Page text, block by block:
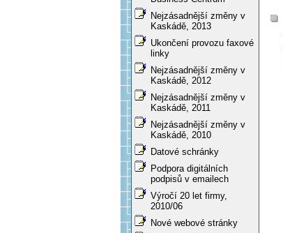
Nejzásadnější změny v
Kaskádě, 2013
Ukončení provozu faxové
linky
Nejzásadnější změny v
Kaskádě, 2012
Nejzásadnější změny v
Kaskádě, 2011
Nejzásadnější změny v
Kaskádě, 2010
Datové schránky
Podpora digitálních
podpisů v emailech
Výročí 20 let firmy,
2010/06
Nové webové stránky